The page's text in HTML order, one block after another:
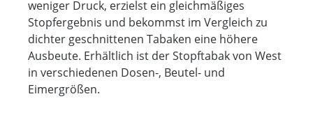
weniger Druck, erzielst ein gleichmäßiges
Stopfergebnis und bekommst im Vergleich zu
dichter geschnittenen Tabaken eine höhere
Ausbeute. Erhältlich ist der Stopftabak von West
in verschiedenen Dosen-, Beutel- und
Eimergrößen.